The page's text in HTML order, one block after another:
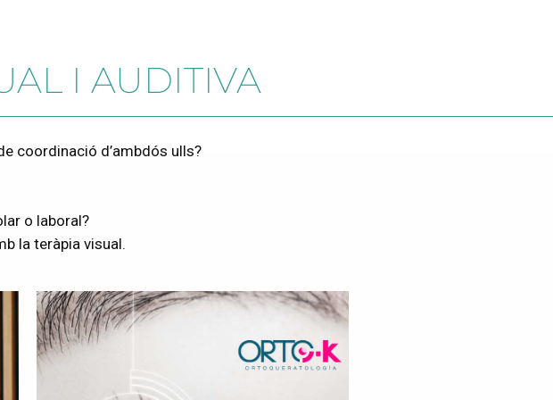
I AUDITIVA
coordinació d’ambdós ulls?
o laboral?
la teràpia visual.